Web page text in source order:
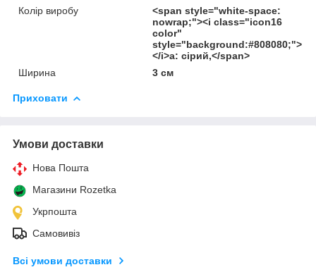
Колір виробу
<span style="white-space:
nowrap;"><i class="icon16
color"
style="background:#808080;">
</i>а: сірий,</span>
Ширина
3 см
Приховати
Умови доставки
Нова Пошта
Магазини Rozetka
Укрпошта
Самовивіз
Всі умови доставки